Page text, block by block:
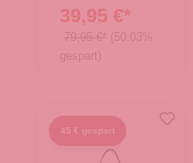
39,95 €*
79,95 €* (50.03%
gespart)
45 € gespart